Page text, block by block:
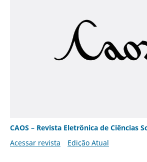
CAOS – Revista Eletrônica de Ciências
Acessar revista
Edição Atual